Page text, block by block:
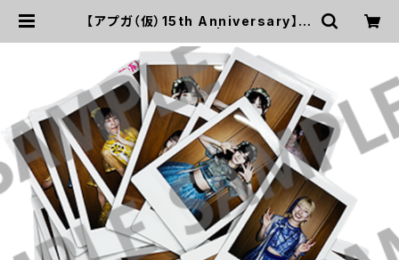
【アプガ（仮）15th Anniversary】新
S SHOP